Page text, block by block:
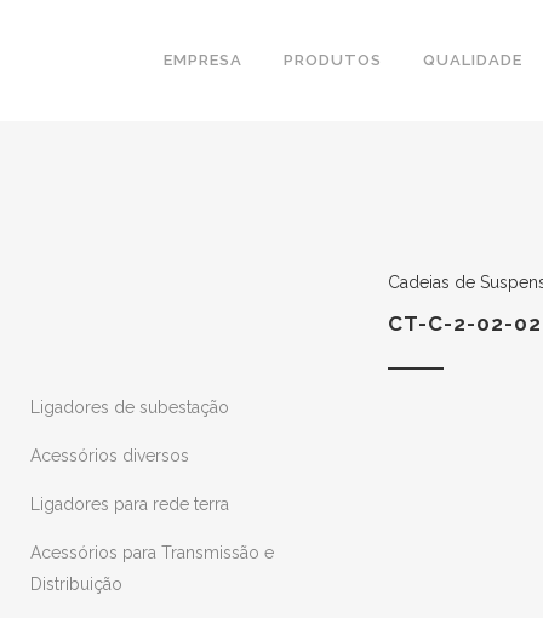
EMPRESA PRODUTOS QUALIDADE
Ligadores de subestação
Acessórios diversos
Ligadores para rede terra
Acessórios para Transmissão e
Distribuição
Cadeias de
CT-C-2-02-02